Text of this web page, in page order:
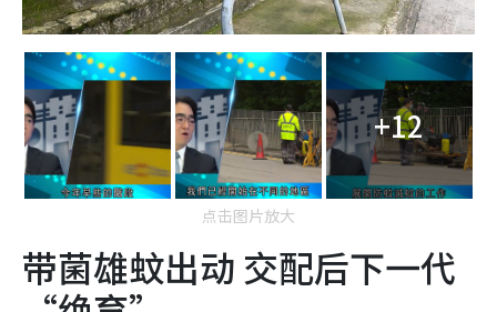
+12
点击图片放大
带菌雄蚊出动 交配后下一代